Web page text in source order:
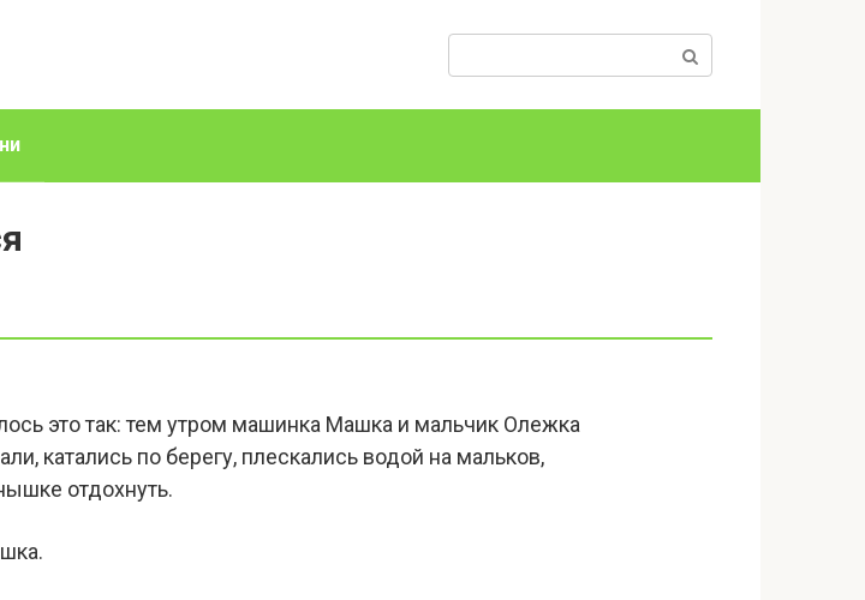
это так: тем утром машинка Машка и мальчик Олежка
катались по берегу, плескались водой на мальков,
отдохнуть.